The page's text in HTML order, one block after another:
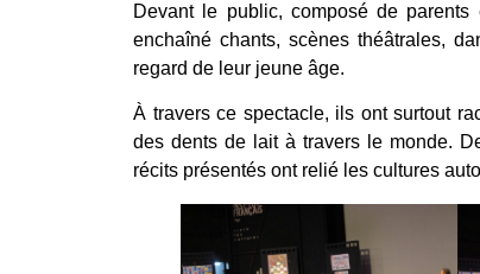
Devant le public, composé de
enchaîné chants, scènes théâtrales,
regard de leur jeune âge.
À travers ce spectacle, ils ont surtout
des dents de lait à travers le monde.
récits présentés ont relié les cultures